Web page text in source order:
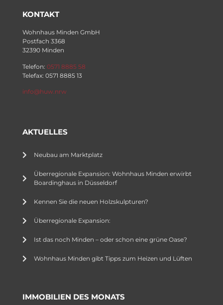
KONTAKT
Wohnhaus Minden GmbH
Postfach 3368
32390 Minden
Telefon: 0571 8885 58
Telefax: 0571 8885 13
info@huw.nrw
AKTUELLES
Neubau am Marktplatz
Überregionale Expansion: Wohnhaus Minden erwirbt
Boardinghaus in Düsseldorf
Kennen Sie die neuen Holzskulpturen?
Überregionale Expansion:
Ist das noch Minden – oder schon eine grüne Oase?
Wohnhaus Minden gibt Tipps zum Heizen und Lüften
IMMOBILIEN DES MONATS